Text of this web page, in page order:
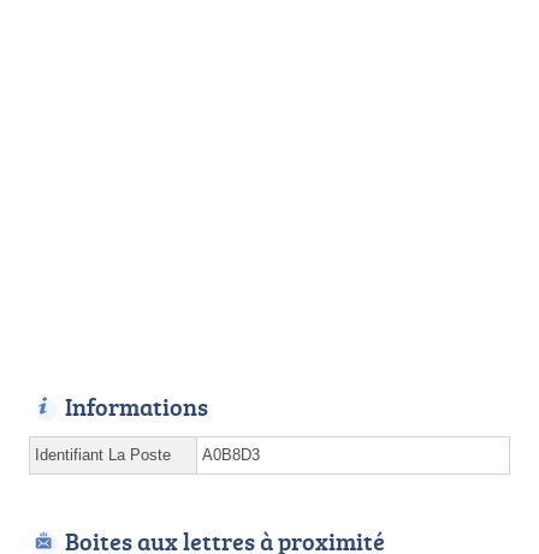
Informations
Identifiant La Poste A0B8D3
Boites aux lettres à proximité